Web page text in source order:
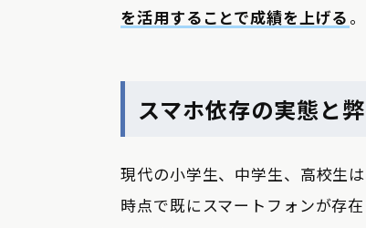
を活用することで成績を上げる
スマホ依存の実態と
現代の小学生、中学生、高校生
時点で既にスマートフォンが存